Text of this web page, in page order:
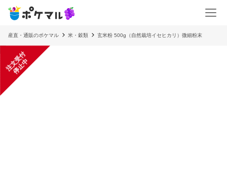
産直・通販のポケマル 米・穀類 玄米粉 500g（自然栽培イセヒカリ）微細粉末
注
文
受
付
停
止
中